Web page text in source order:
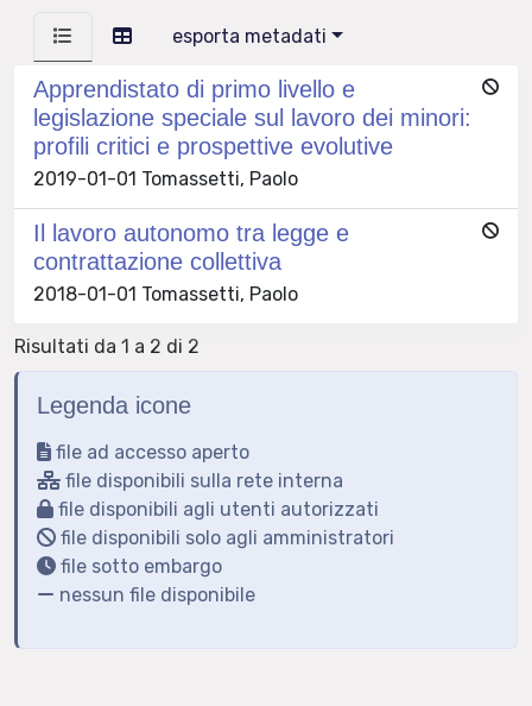
esporta metadati
Apprendistato di primo livello e
legislazione speciale sul lavoro dei minori:
profili critici e prospettive evolutive
2019-01-01 Tomassetti, Paolo
Il lavoro autonomo tra legge e
contrattazione collettiva
2018-01-01 Tomassetti, Paolo
Risultati da 1 a 2 di 2
Legenda icone
file ad accesso aperto
file disponibili sulla rete interna
file disponibili agli utenti autorizzati
file disponibili solo agli amministratori
file sotto embargo
nessun file disponibile